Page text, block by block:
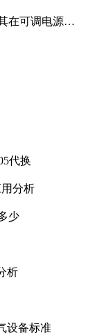
在可调电源设
代换
分析
少
析
设备标准